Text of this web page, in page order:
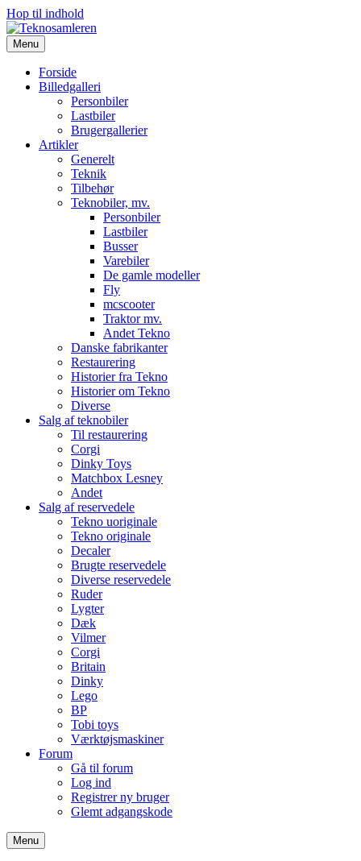
Hop til indhold
Menu
Forside
Billedgalleri
Personbiler
Lastbiler
Brugergallerier
Artikler
Generelt
Teknik
Tilbehør
Teknobiler, mv.
Personbiler
Lastbiler
Busser
Varebiler
De gamle modeller
Fly
mcscooter
Traktor mv.
Andet Tekno
Danske fabrikanter
Restaurering
Historier fra Tekno
Historier om Tekno
Diverse
Salg af teknobiler
Til restaurering
Corgi
Dinky Toys
Matchbox Lesney
Andet
Salg af reservedele
Tekno uoriginale
Tekno originale
Decaler
Brugte reservedele
Diverse reservedele
Ruder
Lygter
Dæk
Vilmer
Corgi
Britain
Dinky
Lego
BP
Tobi toys
Værktøjsmaskiner
Forum
Gå til forum
Log ind
Registrer ny bruger
Glemt adgangskode
Menu